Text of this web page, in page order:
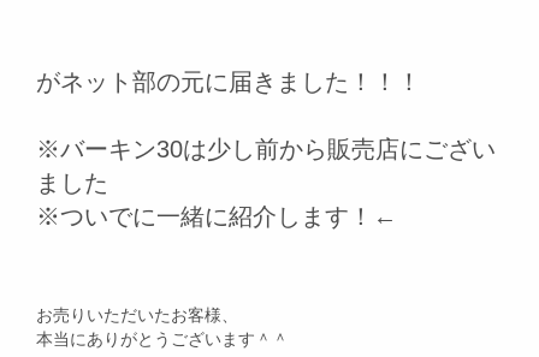
がネット部の元に届きました！！！
※バーキン30は少し前から販売店にござい
ました
※ついでに一緒に紹介します！←
お売りいただいたお客様、
本当にありがとうございます＾＾